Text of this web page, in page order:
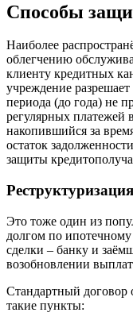
Способы
Наиболее
облегчению
клиенту кредитных
учреждение
периода (до года) не
регулярных платежей
накопившийся за
остаток
защиты
Это тоже один из
долгом по
сделки – банку и
возобновлении
Стандартный договор
такие пункты: